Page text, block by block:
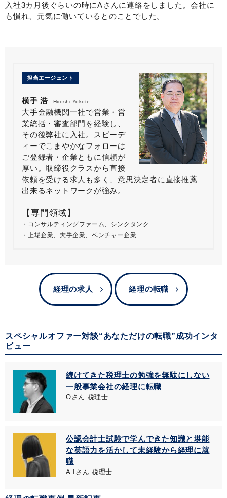
入社3カ月後ぐらいの時にAさんに連絡をしました。会社に
も慣れ、元気に働いているとのことでした。
担当エージェント
横手 浩 Hiroshi Yokote
大手金融機関一社で営業・営
業統括・審査部門を経験し、
その後弊社に入社。スピーデ
ィーでこまやかなフォローは
ご登録者・企業ともに信頼が
厚い。取締役クラスから直接
依頼を受ける求人も多く、意思決定者に直接推薦
出来るネットワークが強み。
【専門領域】
コンサルティングファーム、シンクタンク
上場企業、大手企業、ベンチャー企業
経理の求人 経理の転職
スペシャルオファー対談“あなただけの転職”成功インタ
ビュー
続けてきた税理士の勉強を無駄にしない
一般事業会社の経理に転職
Oさん 税理士
公認会計士試験で学んできた知識と堪能
な英語力を活かして未経験から経理に就
職
A.Iさん 税理士